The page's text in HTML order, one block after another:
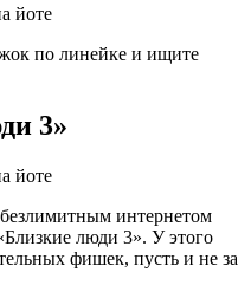
по линейке и ищите
3»
интернетом
люди 3». У этого
фишек, пусть и не за